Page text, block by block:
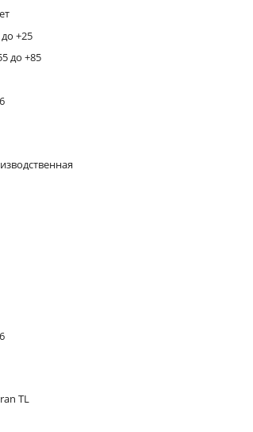
+25
до +85
TL